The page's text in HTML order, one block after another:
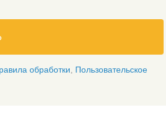
обработки
Пользовательское